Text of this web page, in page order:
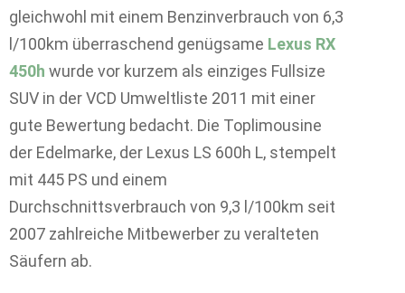
gleichwohl mit einem Benzinverbrauch von 6,3
l/100km überraschend genügsame Lexus RX
450h wurde vor kurzem als einziges Fullsize
SUV in der VCD Umweltliste 2011 mit einer
gute Bewertung bedacht. Die Toplimousine
der Edelmarke, der Lexus LS 600h L, stempelt
mit 445 PS und einem
Durchschnittsverbrauch von 9,3 l/100km seit
2007 zahlreiche Mitbewerber zu veralteten
Säufern ab.